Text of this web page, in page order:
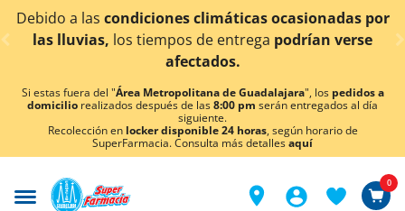
< div class="carousel-inner">
climáticas ocasionadas por
de entregapodrían verse
¡Ahora también en
Si estas fuera del "Área Metropolitana de Guadalajara", los pedidos a
domicilio realizados después de las8:00 pm serán entregados al día
siguiente.
Recolección en locker disponible 24 horas, según horario de
SuperFarmacia. Consulta más detallesaquí
0